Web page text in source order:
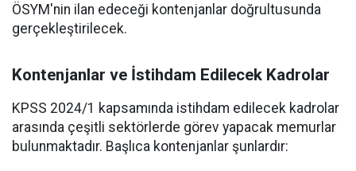
ÖSYM'nin ilan edeceği kontenjanlar doğrultusunda
gerçekleştirilecek.
Kontenjanlar ve İstihdam Edilecek Kadrolar
KPSS 2024/1 kapsamında istihdam edilecek kadrolar
arasında çeşitli sektörlerde görev yapacak memurlar
bulunmaktadır. Başlıca kontenjanlar şunlardır: